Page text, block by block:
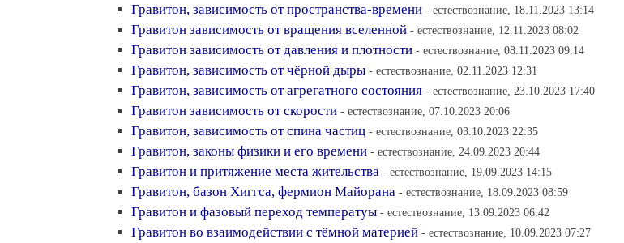
Гравитон, зависимость от пространства-времени - естествознание, 18.11.2023 13:14
Гравитон зависимость от вращения вселенной - естествознание, 12.11.2023 08:02
Гравитон зависимость от давления и плотности - естествознание, 08.11.2023 09:14
Гравитон, зависимость от чёрной дыры - естествознание, 02.11.2023 12:31
Гравитон, зависимость от агрегатного состояния - естествознание, 23.10.2023 17:40
Гравитон зависимость от скорости - естествознание, 07.10.2023 20:06
Гравитон, зависимость от спина частиц - естествознание, 03.10.2023 22:35
Гравитон, законы физики и его времени - естествознание, 24.09.2023 20:44
Гравитон и притяжение места жительства - естествознание, 19.09.2023 14:15
Гравитон, базон Хиггса, фермион Майорана - естествознание, 18.09.2023 08:59
Гравитон и фазовый переход температуы - естествознание, 13.09.2023 06:42
Гравитон во взаимодействии с тёмной материей - естествознание, 10.09.2023 07:27